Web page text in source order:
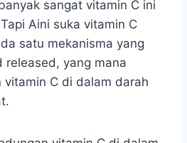
sangat vitamin C ini
Aini suka vitamin C
satu mekanisma yang
released, yang mana
vitamin C di dalam darah